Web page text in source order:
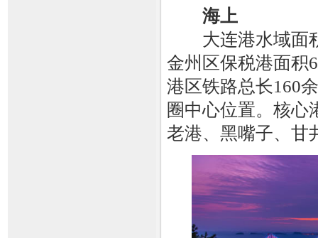
海上
大连港水域面积
金州区保税港面积
港区铁路总长160
圈中心位置。核心
老港、黑嘴子、甘